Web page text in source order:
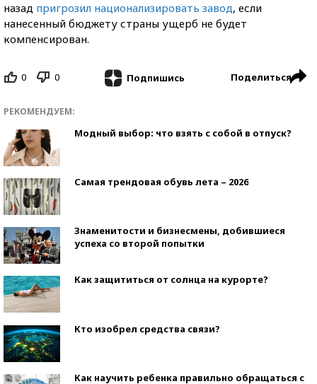
назад пригрозил национализировать завод, если
нанесенный бюджету страны ущерб не будет
компенсирован.
0 0 Подпишись Поделиться
РЕКОМЕНДУЕМ:
Модный выбор: что взять с собой в отпуск?
Самая трендовая обувь лета – 2026
Знаменитости и бизнесмены, добившиеся
успеха со второй попытки
Как защититься от солнца на курорте?
Кто изобрел средства связи?
Как научить ребенка правильно обращаться с